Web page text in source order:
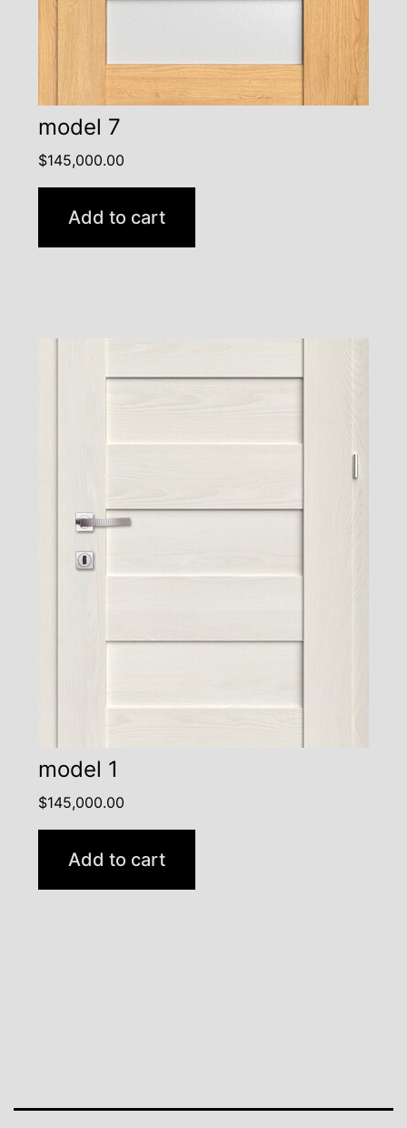
model 7
$145,000.00
Add to cart
model 1
$145,000.00
Add to cart